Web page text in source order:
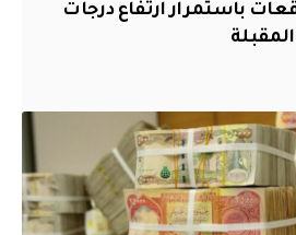
باستمرار ارتفاع درجات
المقبلة